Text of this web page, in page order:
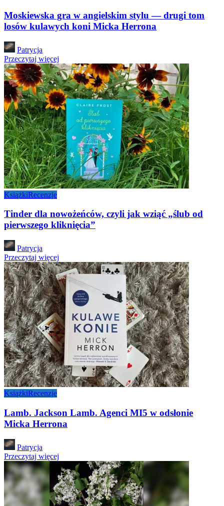
Moskiewska gra w angielskim stylu — drugi tom
losów kulawych koni Micka Herrona
Posted
by
Patrycja
Przeczytaj więcej
KsiążkiRecenzje
Tinder dla nowożeńców, czyli jak wziąć „ślub od
pierwszego kliknięcia”
Posted
by
Patrycja
Przeczytaj więcej
KsiążkiRecenzje
Lamb. Jackson Lamb. Agenci MI5 w odsłonie
Micka Herrona
Posted
by
Patrycja
Przeczytaj więcej